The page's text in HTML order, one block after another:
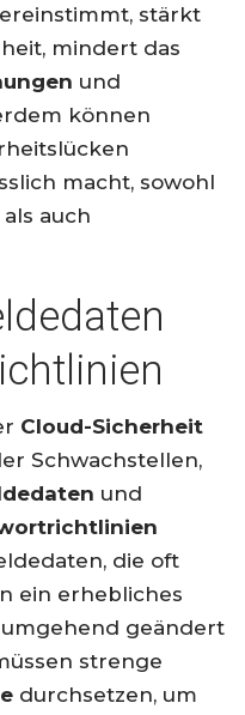
stärkt
mindert das
und
können
macht, sowohl
auch
Cloud-Sicherheit
Schwachstellen,
und
die oft
ein erhebliches
umgehend geändert
strenge
durchsetzen, um